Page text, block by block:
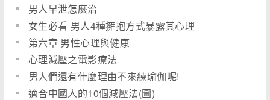
男人早泄怎麼治
女生必看 男人4種擁抱方式暴露其心理
第六章 男性心理與健康
心理減壓之電影療法
男人們還有什麼理由不來練瑜伽呢!
適合中國人的10個減壓法(圖)